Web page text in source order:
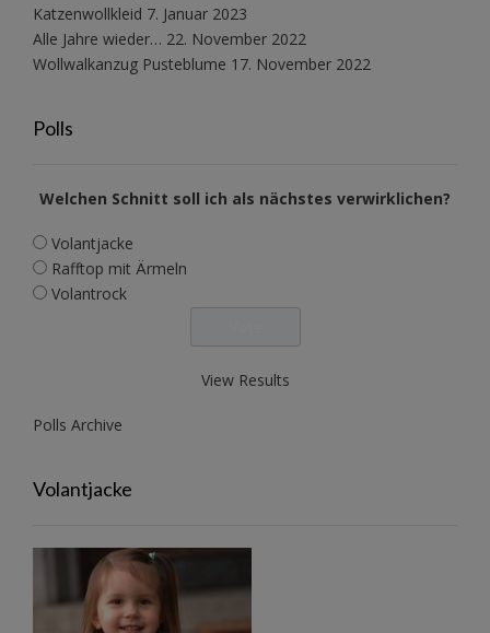
Katzenwollkleid 7. Januar 2023
Alle Jahre wieder… 22. November 2022
Wollwalkanzug Pusteblume 17. November 2022
Polls
Welchen Schnitt soll ich als nächstes verwirklichen?
Volantjacke
Rafftop mit Ärmeln
Volantrock
View Results
Polls Archive
Volantjacke